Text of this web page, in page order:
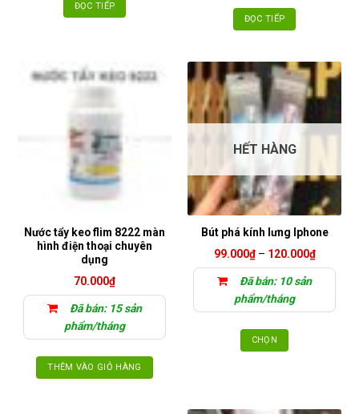
ĐỌC TIẾP
ĐỌC TIẾP
Nước tẩy keo flim 8222 màn
hình điện thoại chuyên
dụng
70.000₫
Đã bán: 15 sản
phẩm/tháng
THÊM VÀO GIỎ HÀNG
HẾT HÀNG
Bút phá kính lưng Iphone
99.000₫ – 120.000₫Khoảng
giá:
Đã bán: 10 sản
phẩm/tháng
CHỌN